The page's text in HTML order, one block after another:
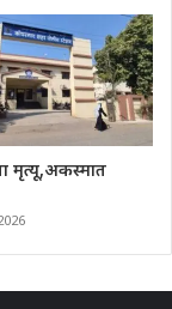
मृत्यू,अकस्मात